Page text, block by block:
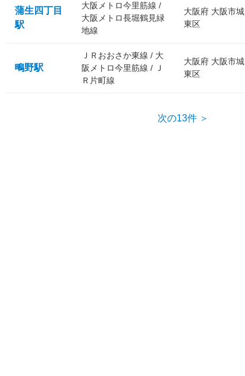
蒲生四丁目
駅
大阪メトロ今里筋線 /
大阪メトロ長堀鶴見緑
地線
大阪府 大阪市城
東区
鴫野駅
ＪＲおおさか東線 / 大
阪メトロ今里筋線 / Ｊ
Ｒ片町線
大阪府 大阪市城
東区
次の13件 ＞